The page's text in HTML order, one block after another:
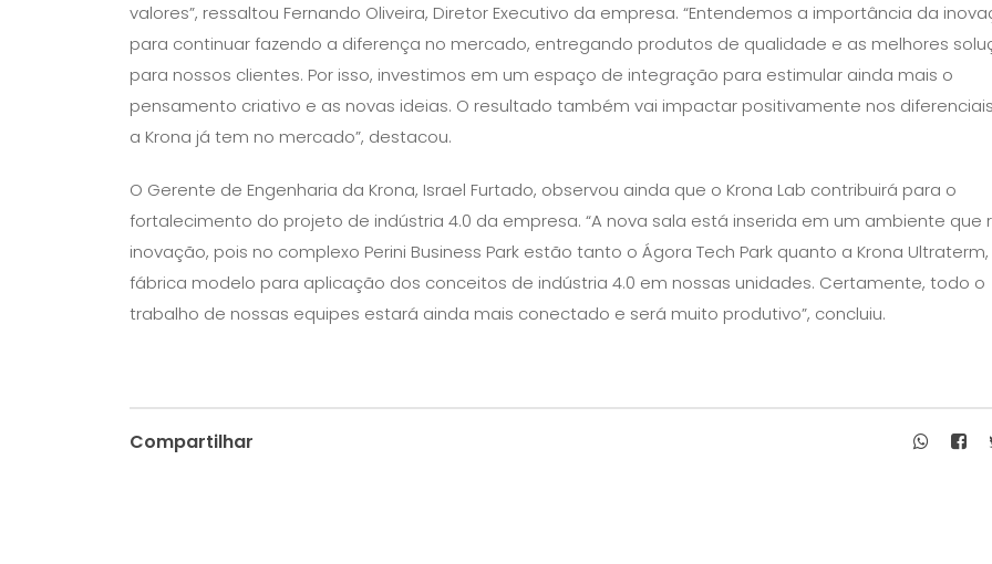
valores”, ressaltou Fernando Oliveira, Diretor Executivo da empresa. “Entendemos a importância da
para continuar fazendo a diferença no mercado, entregando produtos de qualidade e as melhores
para nossos clientes. Por isso, investimos em um espaço de integração para estimular ainda mais o
pensamento criativo e as novas ideias. O resultado também vai impactar positivamente nos
a Krona já tem no mercado”, destacou.
O Gerente de Engenharia da Krona, Israel Furtado, observou ainda que o Krona Lab contribuirá para o
fortalecimento do projeto de indústria 4.0 da empresa. “A nova sala está inserida em um ambiente que
inovação, pois no complexo Perini Business Park estão tanto o Ágora Tech Park quanto a Krona Ultraterm,
fábrica modelo para aplicação dos conceitos de indústria 4.0 em nossas unidades. Certamente, todo o
trabalho de nossas equipes estará ainda mais conectado e será muito produtivo”, concluiu.
Compartilhar